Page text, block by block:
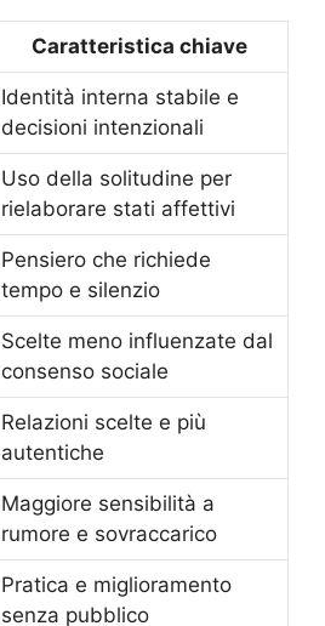
Caratteristica chiave
Identità interna stabile e
decisioni intenzionali
Uso della solitudine per
rielaborare stati affettivi
Pensiero che richiede
tempo e silenzio
Scelte meno influenzate dal
consenso sociale
Relazioni scelte e più
autentiche
Maggiore sensibilità a
rumore e sovraccarico
Pratica e miglioramento
senza pubblico